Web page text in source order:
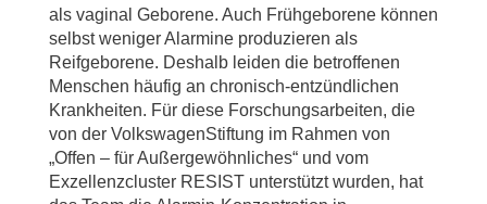
als vaginal Geborene. Auch Frühgeborene können
selbst weniger Alarmine produzieren als
Reifgeborene. Deshalb leiden die betroffenen
Menschen häufig an chronisch-entzündlichen
Krankheiten. Für diese Forschungsarbeiten, die
von der VolkswagenStiftung im Rahmen von
„Offen – für Außergewöhnliches“ und vom
Exzellenzcluster RESIST unterstützt wurden, hat